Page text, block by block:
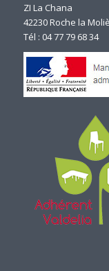
ZI La Chana
42230 Roche la
Tél : 04 77 79 68 34